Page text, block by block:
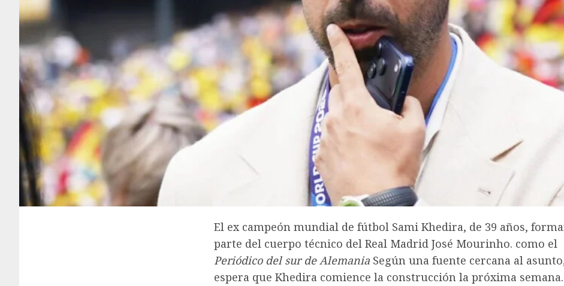
El ex campeón mundial de fútbol Sami Khedira, de 39 años,
parte del cuerpo técnico del Real Madrid José Mourinho. como el
Periódico del sur de Alemania Según una fuente cercana al
espera que Khedira comience la construcción la próxima semana.